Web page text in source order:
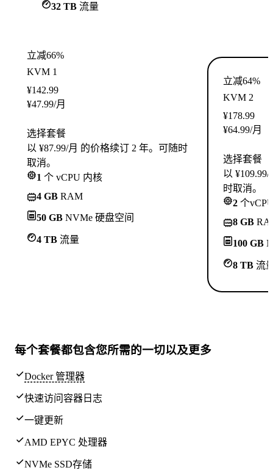
32 TB 流量
立减66%
KVM 1
¥142.99
¥47.99/月
选择套餐
以 ¥87.99/月 的价格续订 2 年。可随时
取消。
1 个 vCPU 内核
4 GB RAM
50 GB NVMe 硬盘空间
4 TB 流量
立减64%
KVM 2
¥178.99
¥64.99/月
选择套餐
以
时取消。
2 个
8 GB
100 GB
8 TB 流
每个套餐都包含您所需的一切以及更多
Docker 管理器
快速访问容器日志
一键更新
AMD EPYC 处理器
NVMe SSD存储